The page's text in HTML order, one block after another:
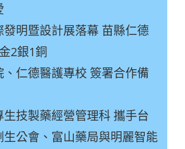
發明暨設計展落幕 苗縣仁德
2銀1銅
、仁德醫護專校 簽署合作備
生技製藥經營管理科 攜手台
生公會、富山藥局與明麗智能